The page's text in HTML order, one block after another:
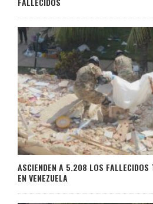
ASCIENDEN A 5.208 LOS FALLECIDOS
EN VENEZUELA